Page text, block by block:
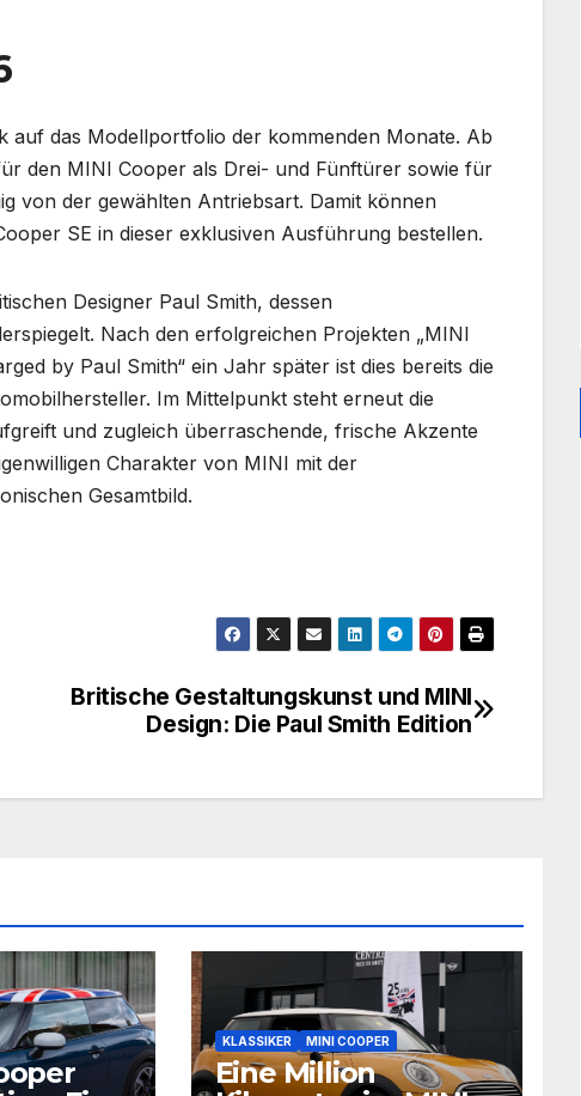
auf das Modellportfolio der kommenden Monate. Ab
den MINI Cooper als Drei- und Fünftürer sowie für
von der gewählten Antriebsart. Damit können
SE in dieser exklusiven Ausführung bestellen.
Designer Paul Smith, dessen
Nach den erfolgreichen Projekten „MINI
by Paul Smith“ ein Jahr später ist dies bereits die
Im Mittelpunkt steht erneut die
und zugleich überraschende, frische Akzente
Charakter von MINI mit der
Gesamtbild.
Britische Gestaltungskunst und MINI
Design: Die Paul Smith Edition
KLASSIKER MINI COOPER
Eine Million